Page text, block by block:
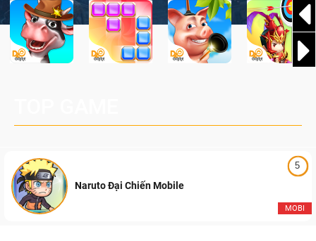
5
MOBI
Naruto Đại Chiến Mobile